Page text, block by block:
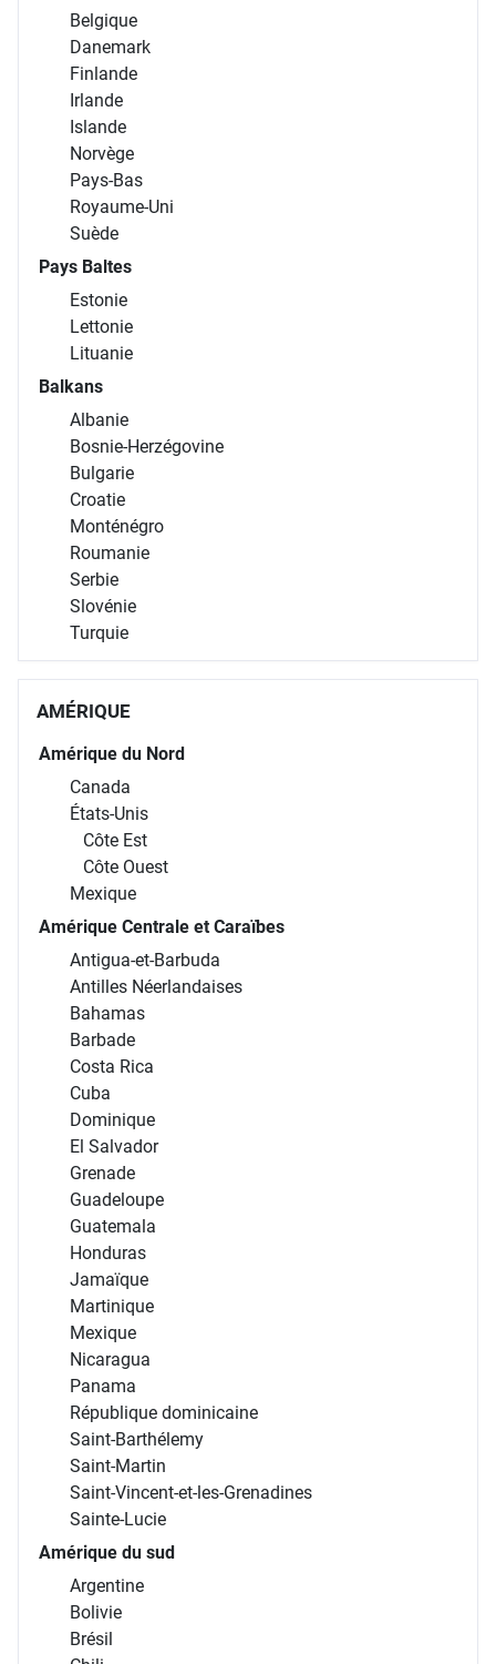
Belgique
Danemark
Finlande
Irlande
Islande
Norvège
Pays-Bas
Royaume-Uni
Suède
Pays Baltes
Estonie
Lettonie
Lituanie
Balkans
Albanie
Bosnie-Herzégovine
Bulgarie
Croatie
Monténégro
Roumanie
Serbie
Slovénie
Turquie
AMÉRIQUE
Amérique du Nord
Canada
États-Unis
Côte Est
Côte Ouest
Mexique
Amérique Centrale et Caraïbes
Antigua-et-Barbuda
Antilles Néerlandaises
Bahamas
Barbade
Costa Rica
Cuba
Dominique
El Salvador
Grenade
Guadeloupe
Guatemala
Honduras
Jamaïque
Martinique
Mexique
Nicaragua
Panama
République dominicaine
Saint-Barthélemy
Saint-Martin
Saint-Vincent-et-les-Grenadines
Sainte-Lucie
Amérique du sud
Argentine
Bolivie
Brésil